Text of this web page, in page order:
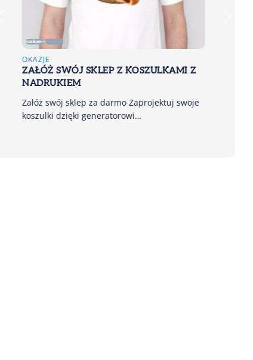
OKAZJE
ZAŁÓŻ SWÓJ SKLEP Z KOSZULKAMI Z
NADRUKIEM
Załóż swój sklep za darmo Zaprojektuj swoje
koszulki dzięki generatorowi…